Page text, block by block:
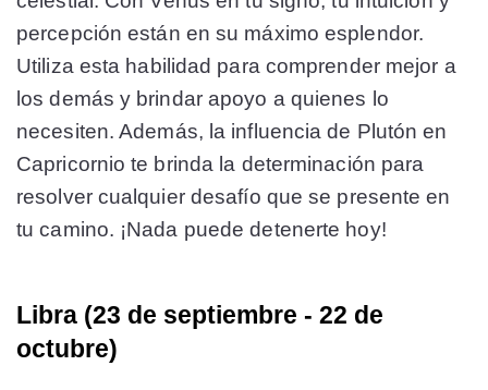
percepción están en su máximo esplendor.
Utiliza esta habilidad para comprender mejor a
los demás y brindar apoyo a quienes lo
necesiten. Además, la influencia de Plutón en
Capricornio te brinda la determinación para
resolver cualquier desafío que se presente en
tu camino. ¡Nada puede detenerte hoy!
Libra (23 de septiembre - 22 de
octubre)